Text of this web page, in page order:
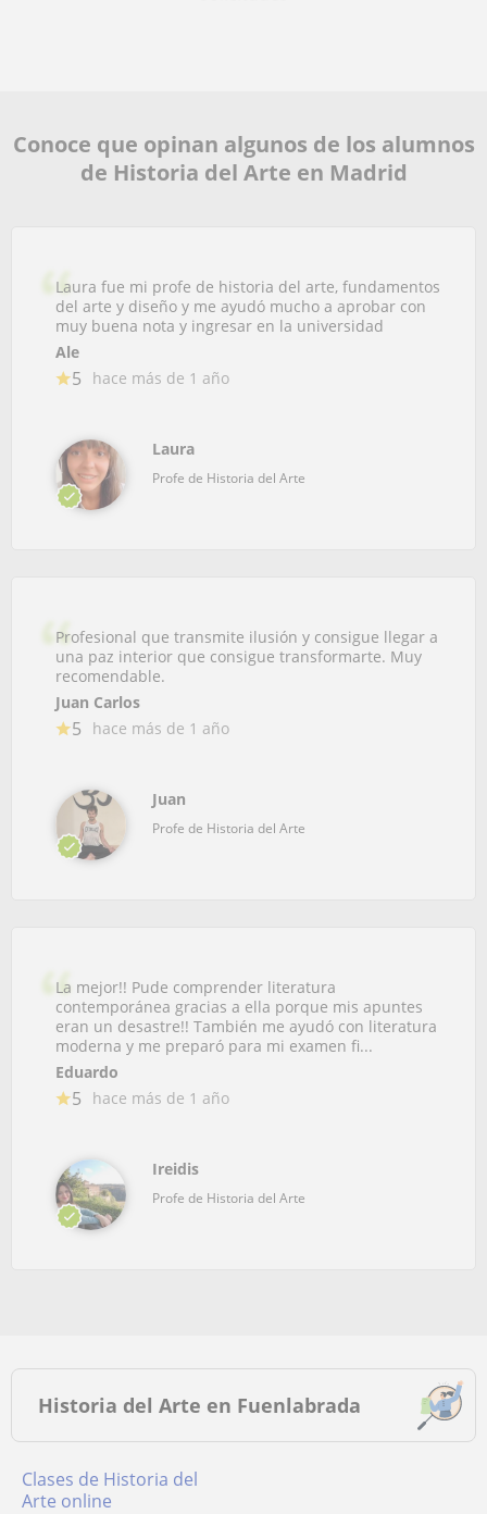
Conoce que opinan algunos de los alumnos
de Historia del Arte en Madrid
Laura fue mi profe de historia del arte, fundamentos
del arte y diseño y me ayudó mucho a aprobar con
muy buena nota y ingresar en la universidad
Ale
5 hace más de 1 año
Laura
Profe de Historia del Arte
Profesional que transmite ilusión y consigue llegar a
una paz interior que consigue transformarte. Muy
recomendable.
Juan Carlos
5 hace más de 1 año
Juan
Profe de Historia del Arte
La mejor!! Pude comprender literatura
contemporánea gracias a ella porque mis apuntes
eran un desastre!! También me ayudó con literatura
moderna y me preparó para mi examen fi...
Eduardo
5 hace más de 1 año
Ireidis
Profe de Historia del Arte
Historia del Arte en Fuenlabrada
Clases de Historia del
Arte online